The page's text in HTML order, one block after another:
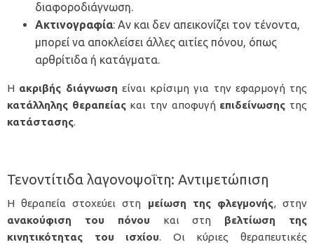
διαφοροδιάγνωση.
Ακτινογραφία: Αν και δεν απεικονίζει τον τένοντα,
μπορεί να αποκλείσει άλλες αιτίες πόνου, όπως
αρθρίτιδα ή κατάγματα.
Η ακριβής διάγνωση είναι κρίσιμη για την εφαρμογή της
κατάλληλης θεραπείαςκαι την αποφυγή επιδείνωσης της
κατάστασης.
Τενοντίτιδα λαγονοψοΐτη: Αντιμετώπιση
Η θεραπεία στοχεύει στη μείωση της φλεγμονής, στην
ανακούφιση του πόνου και στη βελτίωση της
κινητικότητας του ισχίου. Οι κύριες θεραπευτικές